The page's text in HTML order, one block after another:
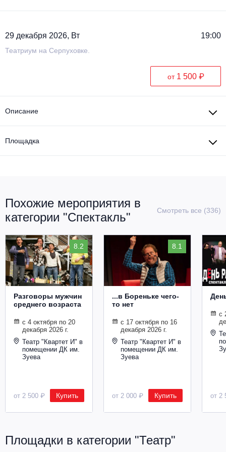
29 декабря 2026, Вт 19:00
Театриум на Серпуховке.
от 1 500 ₽
Описание
Площадка
Похожие мероприятия в
категории "Спектакль"
Смотреть все (336)
8.2
Разговоры мужчин
среднего возраста
с 4 октября по 20
декабря 2026 г.
Театр "Квартет И" в
помещении ДК им.
Зуева
от 2 500 ₽ Купить
8.1
...в Бореньке чего-
то нет
с 17 октября по 16
декабря 2026 г.
Театр "Квартет И" в
помещении ДК им.
Зуева
от 2 000 ₽ Купить
с
от 2
Площадки в категории "Театр"